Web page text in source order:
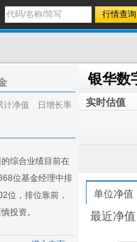
计净值 日增长率
的综合业绩目前在
位基金经理中排
位，排位靠前，
投资。
银华数
实时估值
单位净值
最近净